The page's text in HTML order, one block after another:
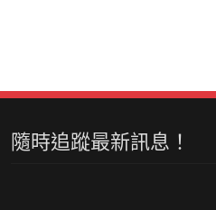
隨時追蹤最新訊息！